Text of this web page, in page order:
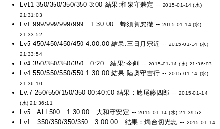
Lv11 350/350/350/350 3:00 結果:和泉守兼定 -- 2015-01-14 (水)
21:31:03
Lv1 999/999/999/999 1:30:00 蜂須賀虎徹 --2015-01-14 (水)
21:33:52
Lv5 450/450/450/450 4:00:00 結果:三日月宗近 -- 2015-01-14 (水)
21:33:54
Lv4 350/350/350/350 0:20 結果:今剣 -- 2015-01-14 (水) 21:36:03
Lv4 550/550/550/550 1:30:00 結果:陸奥守吉行 -- 2015-01-14 (水)
21:36:10
Lv.7 250/550/150/350 00:40:00 結果：鯰尾藤四郎 -- 2015-01-14
(水) 21:36:11
Lv5 ALL500 1:30:00 大和守安定 -- 2015-01-14 (水) 21:39:52
Lv1 350/350/350/350 3:00:00 結果：燭台切光忠 -- 2015-01-14